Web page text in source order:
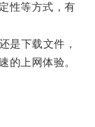
性等方式，有
下载文件，
的上网体验。